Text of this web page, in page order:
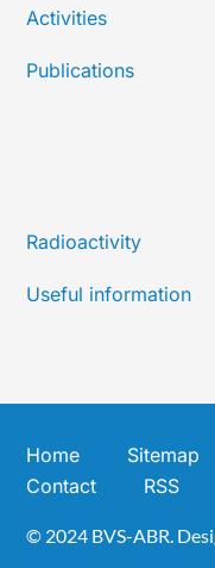
Activities
Publications
Radioactivity
Useful information
Home Sitemap
Contact
RSS
© 2024 BVS-ABR.